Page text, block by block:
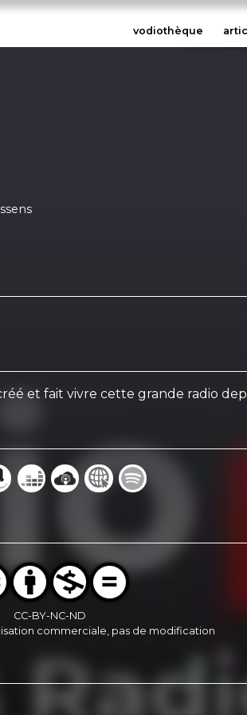
vodiothèque
et fait vivre cette grande radio
CC-BY-NC-ND
commerciale, pas de modification